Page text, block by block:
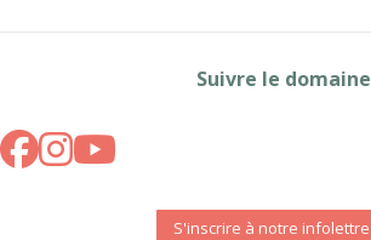
Suivre le domaine
S'inscrire à notre infolettre